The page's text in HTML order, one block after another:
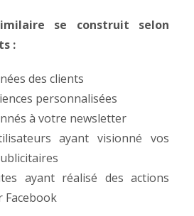
se construit selon
:
des clients
personnalisées
à votre newsletter
ayant visionné vos
ayant réalisé des actions
Facebook